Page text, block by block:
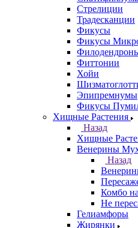
Стрелиции
Традесканции
Фикусы
Фикусы
Фиттонии
Хойи
Эпипремнумы
Фикусы
Хищные Растения
Назад
Хищные
Венерины
Назад
Комбо
Не
Гелиамфоры
Жирянки